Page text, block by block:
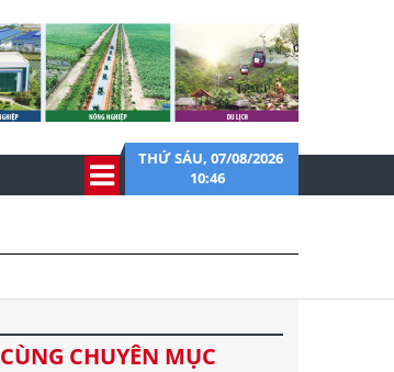
THỨ SÁU, 07/08/2026
10:46
CÙNG CHUYÊN MỤC